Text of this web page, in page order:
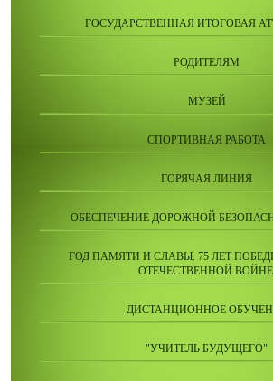
ГОСУДАРСТВЕННАЯ ИТОГОВАЯ
РОДИТЕЛЯМ
МУЗЕЙ
СПОРТИВНАЯ РАБОТА
ГОРЯЧАЯ ЛИНИЯ
ОБЕСПЕЧЕНИЕ ДОРОЖНОЙ
ГОД ПАМЯТИ И СЛАВЫ. 75 ЛЕТ
ОТЕЧЕСТВЕННОЙ
ДИСТАНЦИОННОЕ
"УЧИТЕЛЬ БУДУЩЕГО"